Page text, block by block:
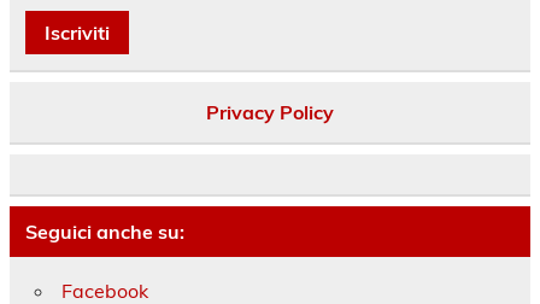
Privacy Policy
Seguici anche su:
Facebook